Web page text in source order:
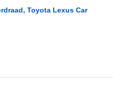
Toyota Lexus Car